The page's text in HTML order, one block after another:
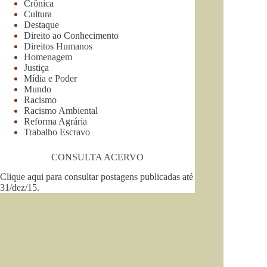
Crônica
Cultura
Destaque
Direito ao Conhecimento
Direitos Humanos
Homenagem
Justiça
Mídia e Poder
Mundo
Racismo
Racismo Ambiental
Reforma Agrária
Trabalho Escravo
CONSULTA ACERVO
Clique aqui para consultar postagens publicadas até
31/dez/15.